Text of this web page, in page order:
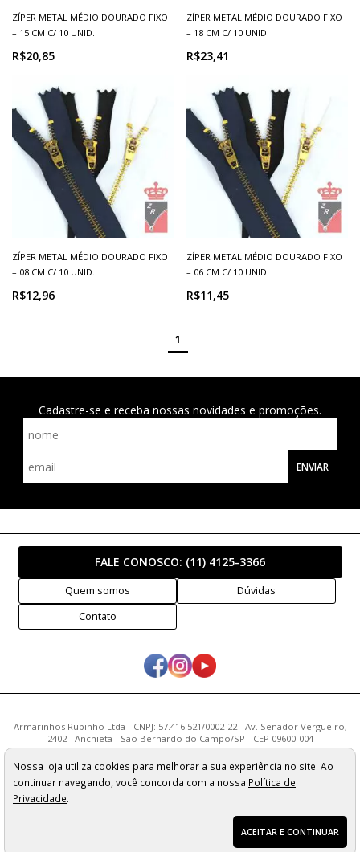
ZÍPER METAL MÉDIO DOURADO FIXO
– 15 CM C/ 10 UNID.
R$20,85
ZÍPER METAL MÉDIO DOURADO FIXO
– 18 CM C/ 10 UNID.
R$23,41
ZÍPER METAL MÉDIO DOURADO FIXO
– 08 CM C/ 10 UNID.
R$12,96
ZÍPER METAL MÉDIO DOURADO FIXO
– 06 CM C/ 10 UNID.
R$11,45
1
Cadastre-se e receba nossas novidades e promoções.
ENVIAR
FALE CONOSCO: (11) 4125-3366
Quem somos
Dúvidas
Contato
Armarinhos Rubinho Ltda - CNPJ: 57.416.521/0002-22 - Av. Senador Vergueiro,
2402 - Anchieta - São Bernardo do Campo/SP - CEP 09600-004
Os preços, quantidade em estoque e condições de pagamento
apresentados neste site não valem necessariamente para nossa loja física e
podem sofrer alterações sem prévia notificação. Imagens meramente
ilustrativas. Pedidos sujeitos a análise e confirmação de dados.
Nossa loja utiliza cookies para melhorar a sua experiência no site. Ao
continuar navegando, você concorda com a nossa Política de
Privacidade.
ACEITAR E CONTINUAR